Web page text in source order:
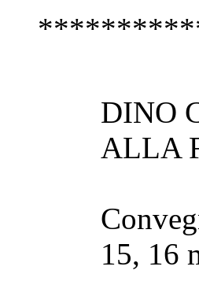
DINO
ALLA
15, 16